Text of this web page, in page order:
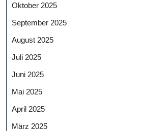
Oktober 2025
September 2025
August 2025
Juli 2025
Juni 2025
Mai 2025
April 2025
März 2025